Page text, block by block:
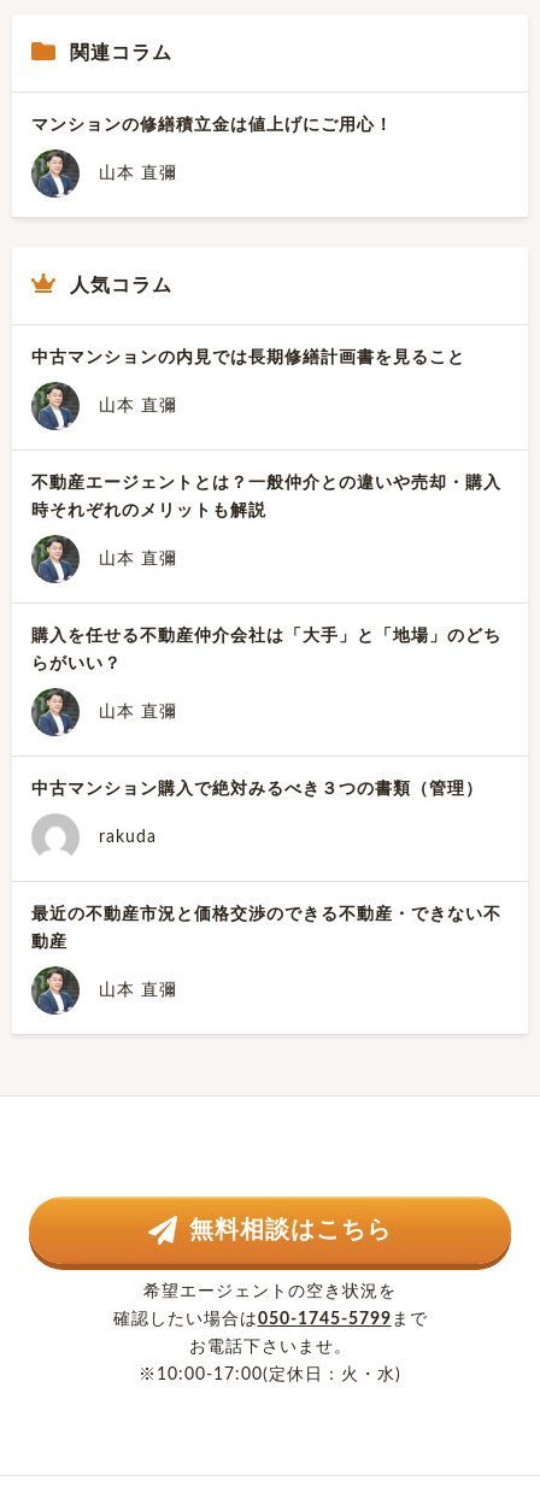
関連コラム
マンションの修繕積立金は値上げにご用心！
山本 直彌
人気コラム
中古マンションの内見では長期修繕計画書を見ること
山本 直彌
不動産エージェントとは？一般仲介との違いや売却・購入
時それぞれのメリットも解説
山本 直彌
購入を任せる不動産仲介会社は「大手」と「地場」のどち
らがいい？
山本 直彌
中古マンション購入で絶対みるべき３つの書類（管理）
rakuda
最近の不動産市況と価格交渉のできる不動産・できない不
動産
山本 直彌
無料相談はこちら
希望エージェントの空き状況を
確認したい場合は050-1745-5799 まで
お電話下さいませ。
※10:00-17:00(定休日：火・水)